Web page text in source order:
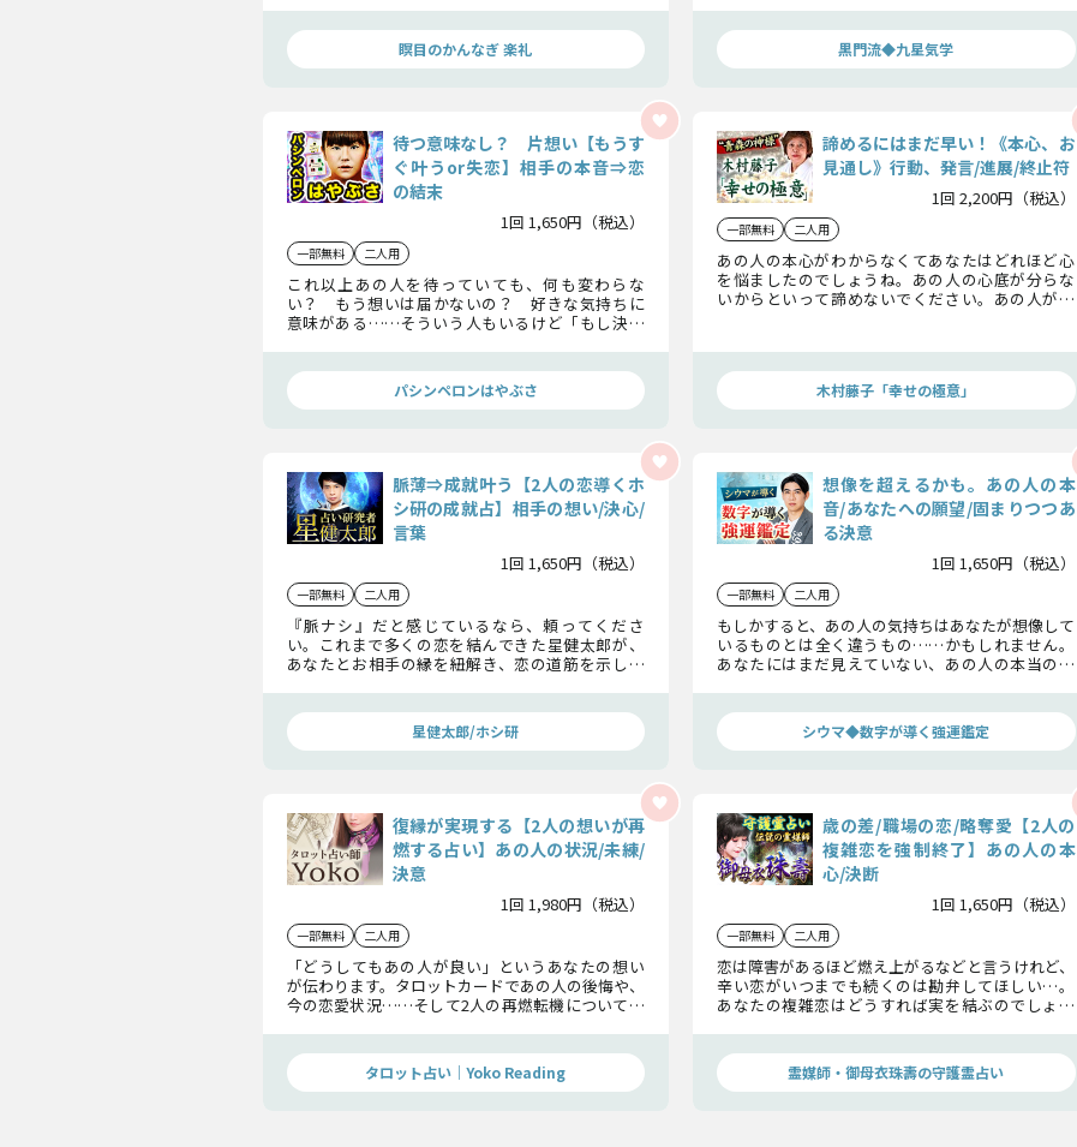
瞑目のかんなぎ 楽礼 黒門流◆九星気学
待つ意味なし？ 片想い【もうす
ぐ叶うor失恋】相手の本音⇒恋
の結末
1回 1,650円（税込）
一部無料 二人用
これ以上あの人を待っていても、何も変わらな
い？ もう想いは届かないの？ 好きな気持ちに
意味がある……そういう人もいるけど「もし決断
パシンペロンはやぶさ
諦めるにはまだ早い！《本心、お
見通し》行動、発言/進展/終止符
1回 2,200円（税込）
一部無料 二人用
あの人の本心がわからなくてあなたはどれほど心
を悩ましたのでしょうね。あの人の心底が分らな
いからといって諦めないでください。あの人があ
たにお伝えします。
木村藤子「幸せの極意」
脈薄⇒成就叶う【2人の恋導くホ
シ研の成就占】相手の想い/決心/
言葉
1回 1,650円（税込）
一部無料 二人用
『脈ナシ』だと感じているなら、頼ってくださ
い。これまで多くの恋を結んできた星健太郎が、
あなたとお相手の縁を紐解き、恋の道筋を示しま
星健太郎/ホシ研
想像を超えるかも。あの人の本
音/あなたへの願望/固まりつつあ
る決意
1回 1,650円（税込）
一部無料 二人用
もしかすると、あの人の気持ちはあなたが想像して
いるものとは全く違うもの……かもしれません。
あなたにはまだ見えていない、あの人の本当の想
シウマ◆数字が導く強運鑑定
復縁が実現する【2人の想いが再
燃する占い】あの人の状況/未練/
決意
1回 1,980円（税込）
一部無料 二人用
「どうしてもあの人が良い」というあなたの想い
が伝わります。タロットカードであの人の後悔や、
今の恋愛状況……そして2人の再燃転機について一
タロット占い｜Yoko Reading
歳の差/職場の恋/略奪愛【2人の
複雑恋を強制終了】あの人の本
心/決断
1回 1,650円（税込）
一部無料 二人用
恋は障害があるほど燃え上がるなどと言うけれど、
辛い恋がいつまでも続くのは勘弁してほしい…。
あなたの複雑恋はどうすれば実を結ぶのでしょう
霊媒師・御母衣珠壽の守護霊占い